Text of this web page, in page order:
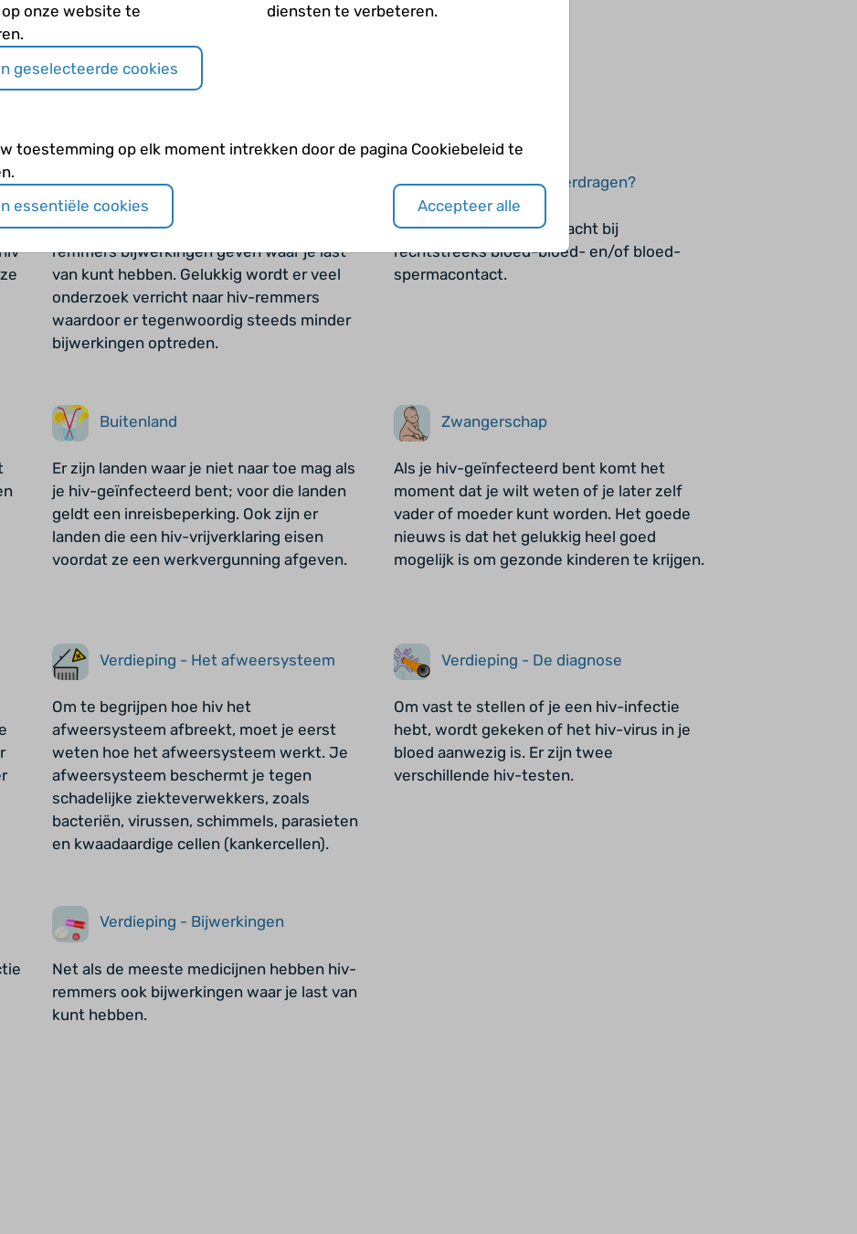
Bijwerkingen
Net als andere medicijnen kunnen hiv-
remmers bijwerkingen geven waar je last
van kunt hebben. Gelukkig wordt er veel
onderzoek verricht naar hiv-remmers
waardoor er tegenwoordig steeds minder
bijwerkingen optreden.
Hoe kun je hiv overdragen?
Er is risico op hiv-overdracht bij
rechtstreeks bloed-bloed- en/of bloed-
spermacontact.
Buitenland
Er zijn landen waar je niet naar toe mag als
je hiv-geïnfecteerd bent; voor die landen
geldt een inreisbeperking. Ook zijn er
landen die een hiv-vrijverklaring eisen
voordat ze een werkvergunning afgeven.
Zwangerschap
Als je hiv-geïnfecteerd bent komt het
moment dat je wilt weten of je later zelf
vader of moeder kunt worden. Het goede
nieuws is dat het gelukkig heel goed
mogelijk is om gezonde kinderen te krijgen.
Verdieping - Het afweersysteem
Om te begrijpen hoe hiv het
afweersysteem afbreekt, moet je eerst
weten hoe het afweersysteem werkt. Je
afweersysteem beschermt je tegen
schadelijke ziekteverwekkers, zoals
bacteriën, virussen, schimmels, parasieten
en kwaadaardige cellen (kankercellen).
Verdieping - De diagnose
Om vast te stellen of je een hiv-infectie
hebt, wordt gekeken of het hiv-virus in je
bloed aanwezig is. Er zijn twee
verschillende hiv-testen.
Verdieping - Bijwerkingen
Net als de meeste medicijnen hebben hiv-
remmers ook bijwerkingen waar je last van
kunt hebben.
onze website te
diensten te verbeteren.
geselecteerde cookies
toestemming op elk moment intrekken door de pagina Cookiebeleid te
essentiële cookies
Accepteer alle